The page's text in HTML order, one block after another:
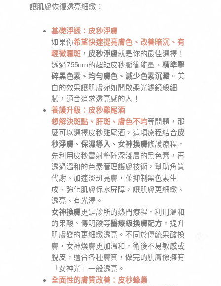
讓肌膚恢復透亮細緻：
基礎淨透：皮秒淨膚
如果你希望快速提亮膚色、改善暗沉、有
輕微曬斑， 皮秒淨膚就是你的最佳選擇！
透過755nm的超短皮秒脈衝能量， 精準擊
碎黑色素、均勻膚色、減少色素沉澱。美
白的效果讓肌膚宛如開啟柔光濾鏡般細
膩，適合追求透亮感的人！
養護升級：皮秒雞尾酒
想解決斑點、肝斑、膚色不均等問題，那
麼可以選擇皮秒雞尾酒，這項療程結合皮
秒淨膚、保濕導入、女神換膚修護療程，
先利用皮秒雷射擊碎深淺層的黑色素，再
透過溫和的色素管理護膚技術，幫助角質
代謝、加速淡斑亮膚，並抑制黑色素生
成、強化肌膚保水屏障，讓肌膚更細緻、
透亮、有光澤。
女神換膚更是診所的熱門療程，利用溫和
的果酸、傳明酸等醫療級換膚配方，提升
肌膚變的更細緻透亮。不同於傳統果酸換
膚，女神煥膚更加溫和，術後不易敏感或
脫皮，適合各種膚質，做完的肌膚像擁有
「女神光」一般透亮。
全面性的膚質改善：皮秒蜂巢